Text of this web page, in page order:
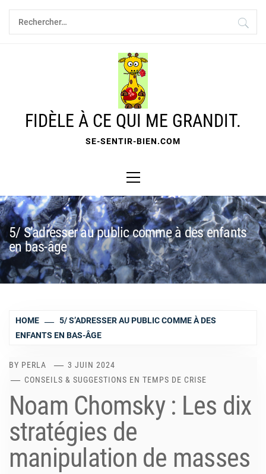
Skip
content
Rechercher :
FIDÈLE À CE QUI ME GRANDIT.
SE-SENTIR-BIEN.COM
Menu
5/ S’adresser au public comme à des enfants
en bas-âge
HOME
5/ S’ADRESSER AU PUBLIC COMME À DES
ENFANTS EN BAS-ÂGE
BY PERLA
3 JUIN 2024
CONSEILS & SUGGESTIONS EN TEMPS DE CRISE
Noam Chomsky : Les dix
stratégies de
manipulation de masses